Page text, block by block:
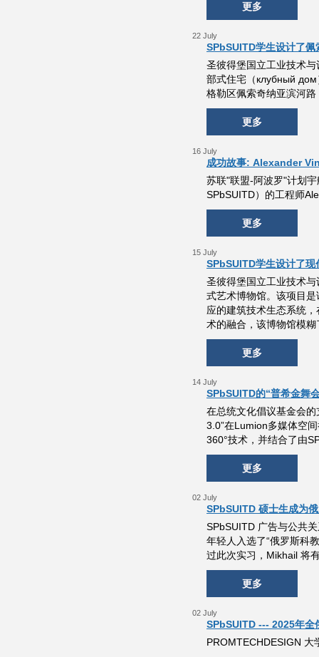
更多
22 July
SPbSUITD学生设计了
圣彼得堡国立工业技术
部式住宅（клубный
格勒区佩索奇纳亚滨河
更多
16 July
成功故事: Alexander
苏联"联盟-阿波罗"计划
SPbSUITD）的工程师
更多
15 July
SPbSUITD学生设计了
圣彼得堡国立工业技术
式艺术博物馆。该项目
应的建筑技术生态系统
术的融合，该博物馆模
更多
14 July
SPbSUITD的“普希金舞
在总统文化倡议基金会
3.0”在Lumion多媒体空
360°技术，并结合了由
更多
02 July
SPbSUITD 硕士生成为
SPbSUITD 广告与公共
年轻人入选了“俄罗斯科
过此次实习，Mikhail 将
更多
02 July
SPbSUITD --- 2025年全
PROMTECHDESIGN